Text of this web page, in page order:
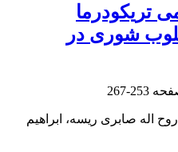
تریکودرما
شوری در
253-267
اله صابری ریسه، ابراهیم